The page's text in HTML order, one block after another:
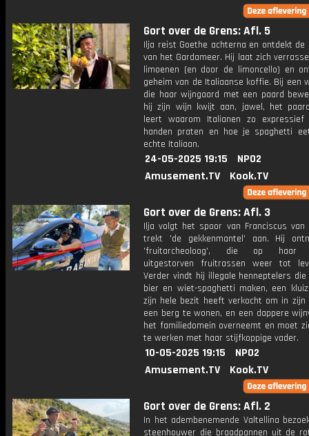
Gort over de Grens: Afl. 5
Ilja reist Goethe achterna en ontdekt de
van het Gardameer. Hij laat zich
limoenen (en door de limoncello) en
geheim van de Italiaanse koffie. Bij een
die haar wijngaard met een paard
hij zijn wijn kwijt aan, jawel, het
leert waarom Italianen zo
handen praten en hoe je spaghetti
echte Italiaan.
24-05-2025 19:15
NPO2
Amusement.TV
Kook.TV
Gort over de Grens: Afl. 3
Ilja volgt het spoor van Franciscus van
trekt 'de gekkenmantel' aan. Hij
'fruitarcheoloog', die op haar
uitgestorven fruitrassen weer tot
Verder vindt hij illegale henneptelers
bier en wiet-spaghetti maken, een
zijn hele bezit heeft verkocht om in zijn
een berg te wonen, en een dappere
het familiedomein overneemt en moet
te werken met haar stijfkoppige vader.
10-05-2025 19:15
NPO2
Amusement.TV
Kook.TV
Gort over de Grens: Afl. 2
In het adembenemende Valtellina
steenhouwer die braadpannen uit de